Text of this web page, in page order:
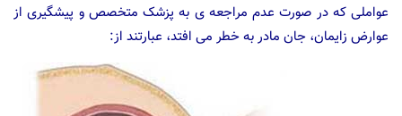
عواملی که در صورت عدم مراجعه ی به پزشک متخصص و پیشگیری از
عوارض زایمان، جان مادر به خطر می افتد، عبارتند از: